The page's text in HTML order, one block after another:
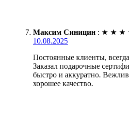
Максим Синицин : ★ ★ ★
10.08.2025
Постоянные клиенты,
Заказал подарочные
быстро и аккуратно.
хорошее качество.